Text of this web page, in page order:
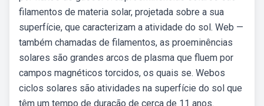
filamentos de materia solar, projetada sobre a sua
superfície, que caracterizam a atividade do sol. Web —
também chamadas de filamentos, as proeminências
solares são grandes arcos de plasma que fluem por
campos magnéticos torcidos, os quais se. Webos
ciclos solares são atividades na superfície do sol que
têm um tempo de duração de cerca de 11 anos.